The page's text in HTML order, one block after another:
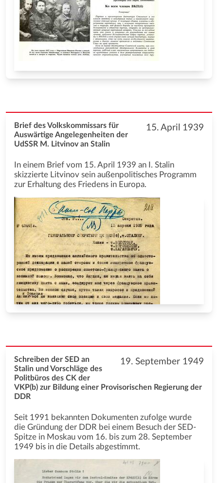
15. April 1939
Brief des Volkskommissars für
Auswärtige Angelegenheiten der
UdSSR M. Litvinov an Stalin
In einem Brief vom 15. April 1939 an I. Stalin
skizzierte Litvinov sein außenpolitisches Programm
zur Erhaltung des Friedens in Europa.
19. September 1949
Schreiben der SED an
Stalin und Vorschläge des
Politbüros des CK der
VKP(b) zur Bildung einer Provisorischen Regierung der
DDR
Seit 1991 bekannten Dokumenten zufolge wurde
die Gründung der DDR bei einem Besuch der SED-
Spitze in Moskau vom 16. bis zum 28. September
1949 bis in die Details abgestimmt.